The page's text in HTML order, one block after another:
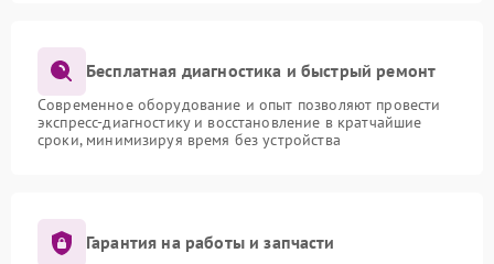
Бесплатная диагностика и быстрый ремонт
Современное оборудование и опыт позволяют провести
экспресс-диагностику и восстановление в кратчайшие
сроки, минимизируя время без устройства
Гарантия на работы и запчасти